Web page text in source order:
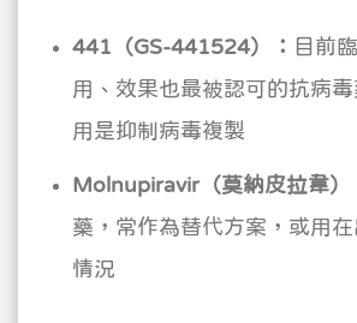
441（GS-441524）：
目前
用、效果也最被認可的抗病
用是抑制病毒複製
Molnupiravir（莫納皮拉韋）
藥，常作為替代方案，或用
情況